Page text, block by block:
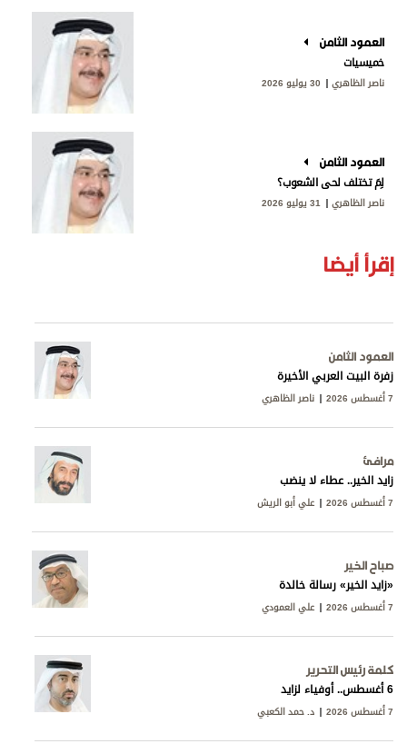
العمود الثامن
خميسيات
ناصر الظاهري 30 يوليو 2026
العمود الثامن
لِمَ تختلف لحى الشعوب؟
ناصر الظاهري 31 يوليو 2026
إقرأ أيضا
العمود الثامن
زفرة البيت العربي الأخيرة
7 أغسطس 2026 ناصر الظاهري
مرافئ
زايد الخير.. عطاء لا ينضب
7 أغسطس 2026 علي أبو الريش
صباح الخير
«زايد الخير» رسالة خالدة
7 أغسطس 2026 علي العمودي
كلمة رئيس التحرير
6 أغسطس.. أوفياء لزايد
7 أغسطس 2026 د. حمد الكعبي